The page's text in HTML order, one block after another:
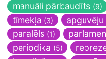
manuāli pārbaudīts (9)
tīmekļa (3) apguvēju
paralēls (1)
periodika (5)